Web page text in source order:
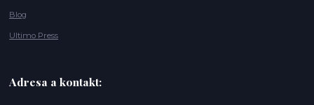
Blog
Ultimo Press
Adresa a kontakt: